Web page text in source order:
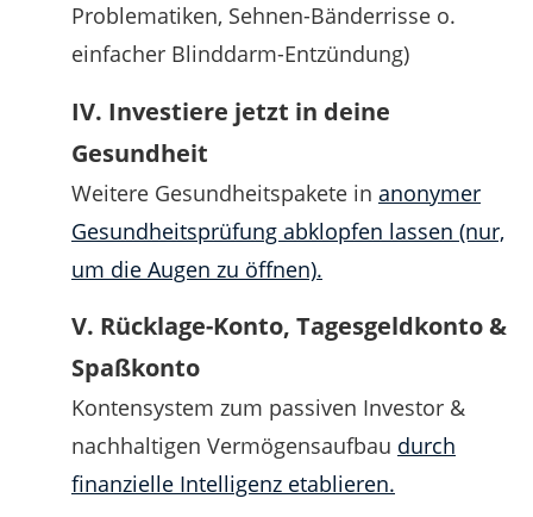
Problematiken, Sehnen-Bänderrisse o.
einfacher Blinddarm-Entzündung)
IV. Investiere jetzt in deine
Gesundheit
Weitere Gesundheitspakete in anonymer
Gesundheitsprüfung abklopfen lassen (nur,
um die Augen zu öffnen).
V. Rücklage-Konto, Tagesgeldkonto &
Spaßkonto
Kontensystem zum passiven Investor &
nachhaltigen Vermögensaufbau durch
finanzielle Intelligenz etablieren.